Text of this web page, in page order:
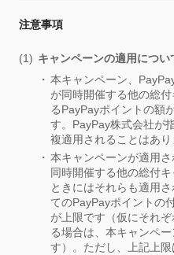
注意事項
キャンペーンの適用につい
本キャンペーン、
が同時開催する他の総
るPayPayポイントの額
す。PayPay株式会社が
複適用されることはあり
本キャンペーンが適用
同時開催する他の総付
ときにはそれらも適用
てのPayPayポイントの
が上限です（仮にそれ
る場合は、本キャンペ
す）。ただし、上記上